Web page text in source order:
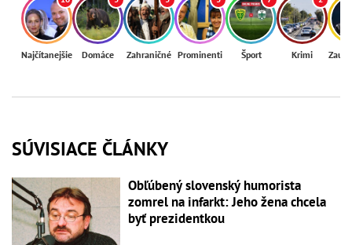
Najčítanejšie Domáce Zahraničné Prominenti Šport Krimi
SÚVISIACE ČLÁNKY
Obľúbený slovenský humorista
zomrel na infarkt: Jeho žena chcela
byť prezidentkou